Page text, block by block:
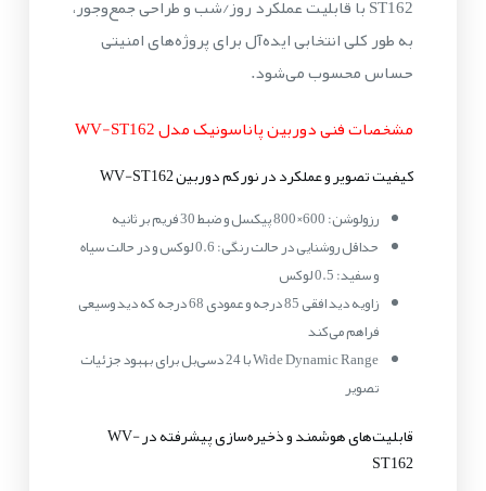
ST162 با قابلیت عملکرد روز/شب و طراحی جمع‌وجور،
به طور کلی انتخابی ایده‌آل برای پروژه‌های امنیتی
حساس محسوب می‌شود.
مشخصات فنی دوربین پاناسونیک مدل WV-ST162
کیفیت تصویر و عملکرد در نور کم دوربین WV-ST162
رزولوشن: 600×800 پیکسل و ضبط 30 فریم بر ثانیه
حداقل روشنایی در حالت رنگی: 0.6 لوکس و در حالت سیاه
و سفید: 0.5 لوکس
زاویه دید افقی 85 درجه و عمودی 68 درجه که دید وسیعی
فراهم می‌کند
Wide Dynamic Range با 24 دسی‌بل برای بهبود جزئیات
تصویر
قابلیت‌های هوشمند و ذخیره‌سازی پیشرفته در WV-
ST162